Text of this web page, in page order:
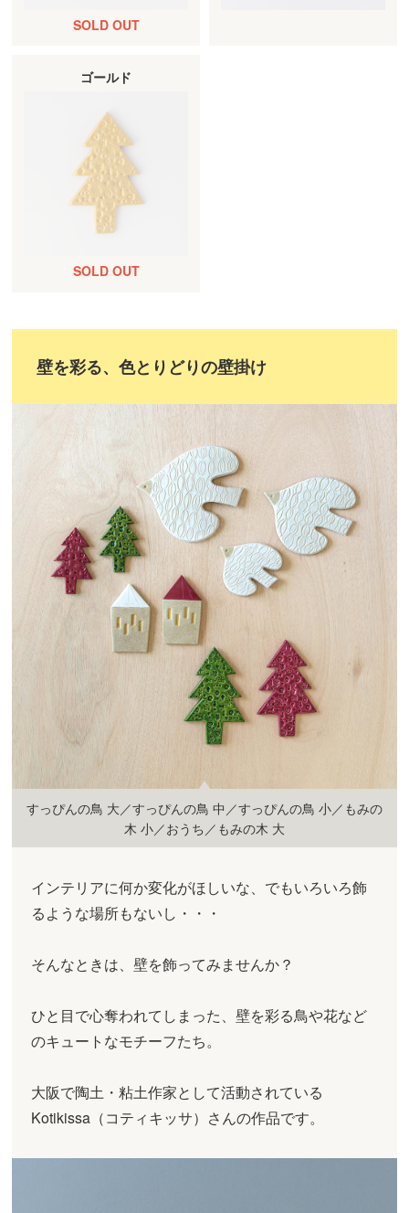
ゴールド
壁を彩る、色とりどりの壁掛け
すっぴんの鳥 大／すっぴんの鳥 中／すっぴんの鳥 小／もみの
木 小／おうち／もみの木 大
インテリアに何か変化がほしいな、でもいろいろ飾
るような場所もないし・・・
そんなときは、壁を飾ってみませんか？
ひと目で心奪われてしまった、壁を彩る鳥や花など
のキュートなモチーフたち。
大阪で陶土・粘土作家として活動されている
Kotikissa（コティキッサ）さんの作品です。